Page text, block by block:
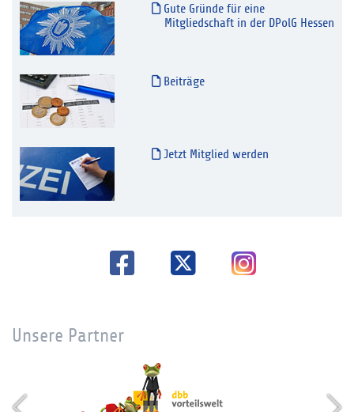
Gute Gründe für eine
Mitgliedschaft in der DPolG Hessen
Beiträge
Jetzt Mitglied werden
Unsere Partner